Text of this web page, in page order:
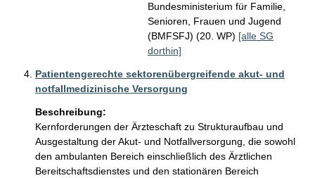
Bundesministerium für Familie,
Senioren, Frauen und Jugend
(BMFSFJ) (20. WP) [alle SG
dorthin]
Patientengerechte sektorenübergreifende akut- und
notfallmedizinische Versorgung
Beschreibung:
Kernforderungen der Ärzteschaft zu Strukturaufbau und
Ausgestaltung der Akut- und Notfallversorgung, die sowohl
den ambulanten Bereich einschließlich des Ärztlichen
Bereitschaftsdienstes und den stationären Bereich